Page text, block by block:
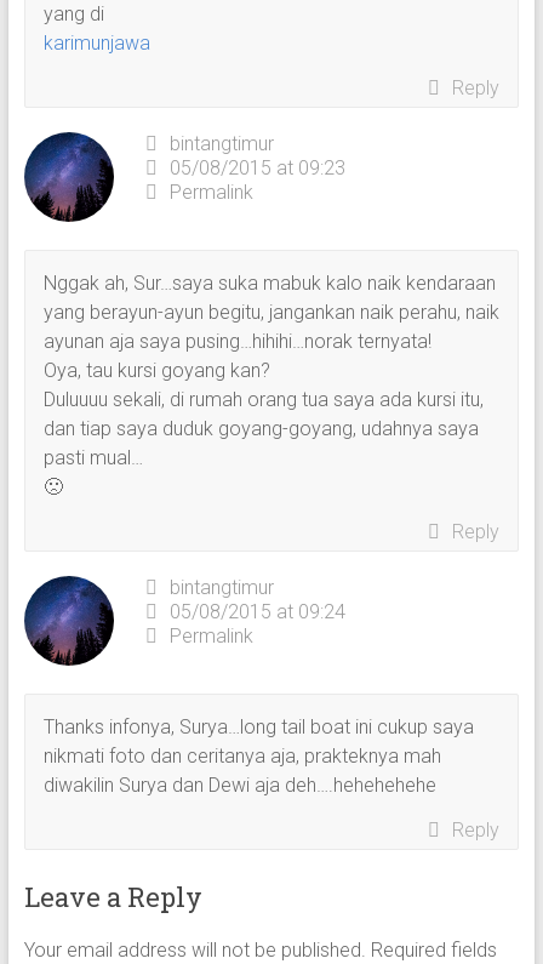
yang di
karimunjawa
Reply
bintangtimur
05/08/2015 at 09:23
Permalink
Nggak ah, Sur…saya suka mabuk kalo naik kendaraan
yang berayun-ayun begitu, jangankan naik perahu, naik
ayunan aja saya pusing…hihihi…norak ternyata!
Oya, tau kursi goyang kan?
Duluuuu sekali, di rumah orang tua saya ada kursi itu,
dan tiap saya duduk goyang-goyang, udahnya saya
pasti mual…
🙁
Reply
bintangtimur
05/08/2015 at 09:24
Permalink
Thanks infonya, Surya…long tail boat ini cukup saya
nikmati foto dan ceritanya aja, prakteknya mah
diwakilin Surya dan Dewi aja deh….hehehehehe
Reply
Leave a Reply
Your email address will not be published. Required fields